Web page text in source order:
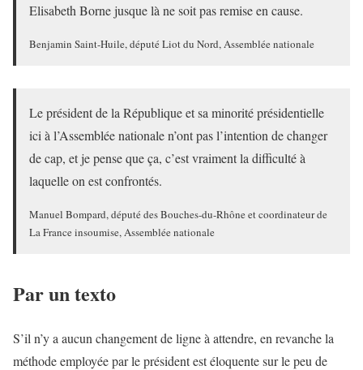
Elisabeth Borne jusque là ne soit pas remise en cause.
Benjamin Saint-Huile, député Liot du Nord, Assemblée nationale
Le président de la République et sa minorité présidentielle
ici à l’Assemblée nationale n’ont pas l’intention de changer
de cap, et je pense que ça, c’est vraiment la difficulté à
laquelle on est confrontés.
Manuel Bompard, député des Bouches-du-Rhône et coordinateur de
La France insoumise, Assemblée nationale
Par un texto
S’il n’y a aucun changement de ligne à attendre, en revanche la
méthode employée par le président est éloquente sur le peu de